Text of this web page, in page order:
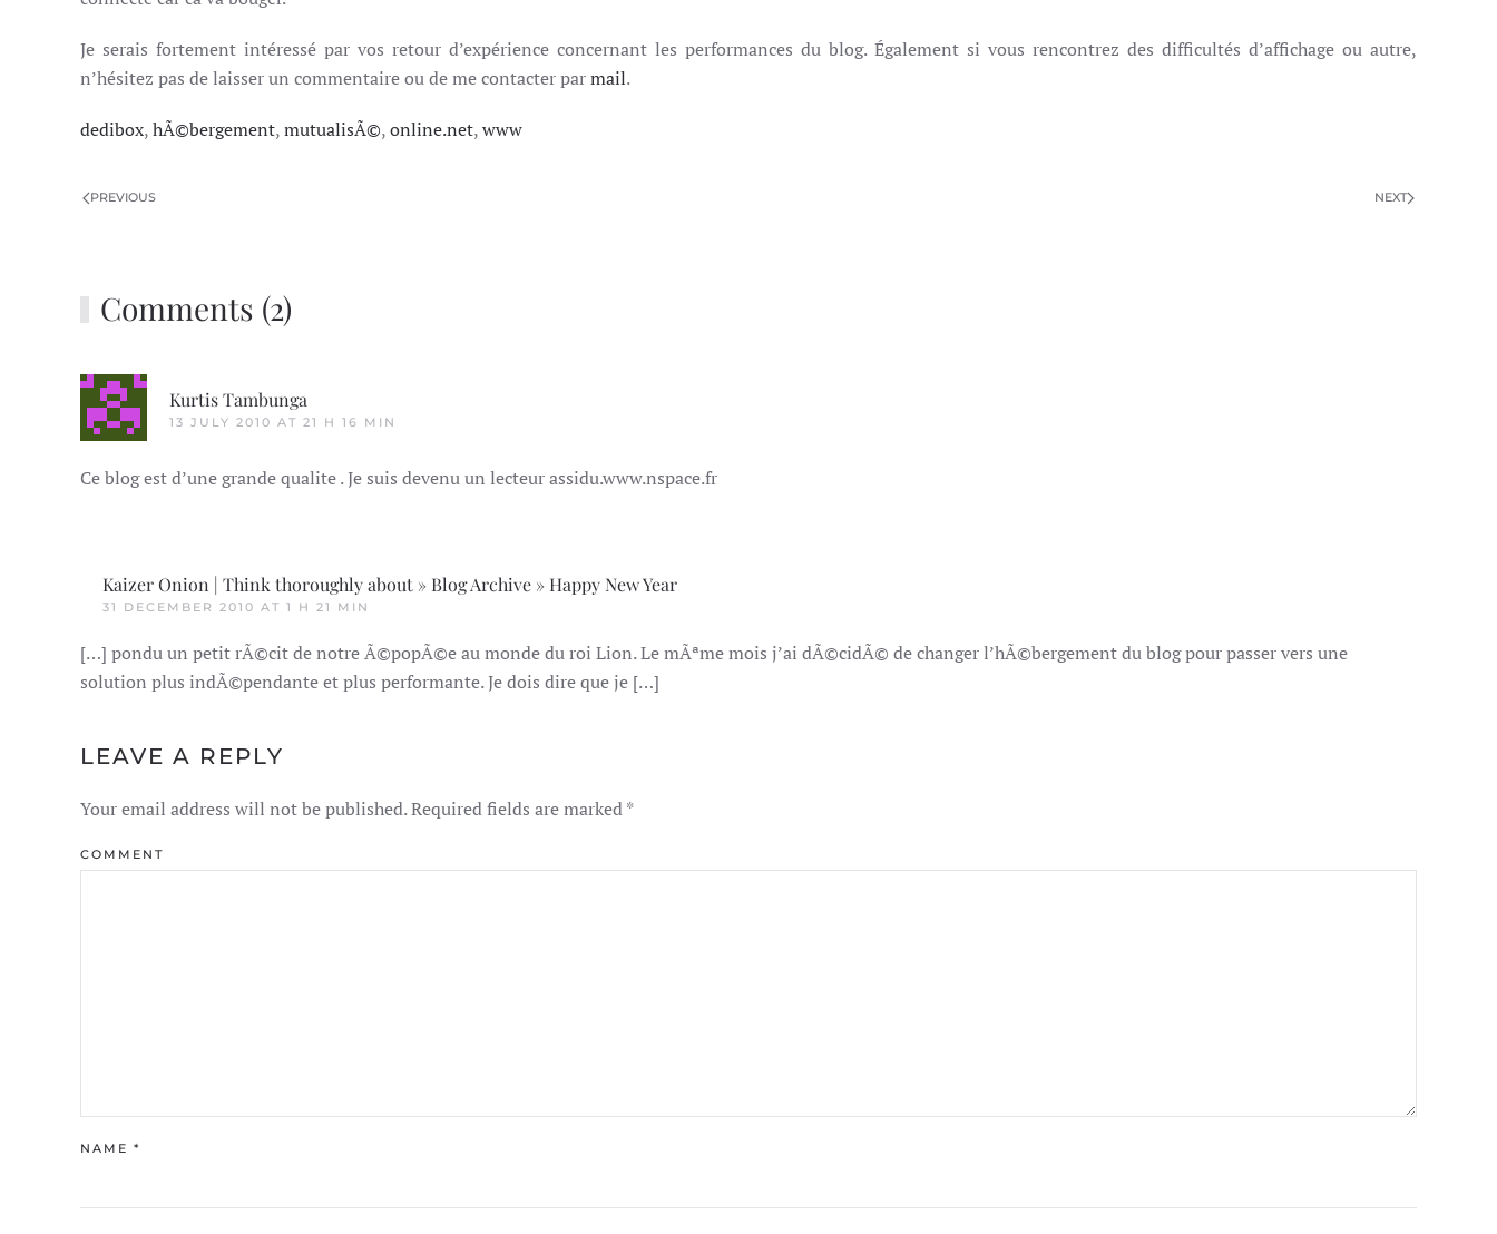
Je serais fortement intéressé par vos retour d’expérience concernant les performances du blog. Également si vous rencontrez des difficultés d’affichage ou autre,
n’hésitez pas de laisser un commentaire ou de me contacter parmail.
dedibox,hÃ©bergement,mutualisÃ©,online.net,www
PREVIOUS NEXT
Comments (2)
Kurtis Tambunga
13 JULY 2010 AT 21 H 16 MIN
Ce blog est d’une grande qualite . Je suis devenu un lecteur assidu.www.nspace.fr
Kaizer Onion | Think thoroughly about » Blog Archive » Happy New Year
31 DECEMBER 2010 AT 1 H 21 MIN
[…] pondu un petit rÃ©cit de notre Ã©popÃ©e au monde du roi Lion. Le mÃªme mois j’ai dÃ©cidÃ© de changer l’hÃ©bergement du blog pour passer vers une
solution plus indÃ©pendante et plus performante. Je dois dire que je […]
LEAVE A REPLY
Your email address will not be published. Required fields are marked*
COMMENT
NAME *